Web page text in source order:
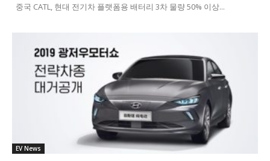
중국 CATL, 현대 전기차 플랫폼용 배터리 3차 물량 50% 이상...
EV News